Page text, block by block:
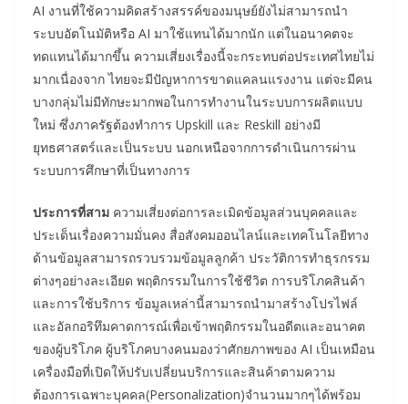
AI งานที่ใช้ความคิดสร้างสรรค์ของมนุษย์ยังไม่สามารถนำ
ระบบอัตโนมัติหรือ AI มาใช้แทนได้มากนัก แต่ในอนาคตจะ
ทดแทนได้มากขึ้น ความเสี่ยงเรื่องนี้จะกระทบต่อประเทศไทยไม่
มากเนื่องจาก ไทยจะมีปัญหาการขาดแคลนแรงงาน แต่จะมีคน
บางกลุ่มไม่มีทักษะมากพอในการทำงานในระบบการผลิตแบบ
ใหม่ ซึ่งภาครัฐต้องทำการ Upskill และ Reskill อย่างมี
ยุทธศาสตร์และเป็นระบบ นอกเหนือจากการดำเนินการผ่าน
ระบบการศึกษาที่เป็นทางการ
ประการที่สาม ความเสี่ยงต่อการละเมิดข้อมูลส่วนบุคคลและ
ประเด็นเรื่องความมั่นคง สื่อสังคมออนไลน์และเทคโนโลยีทาง
ด้านข้อมูลสามารถรวบรวมข้อมูลลูกค้า ประวัติการทำธุรกรรม
ต่างๆอย่างละเอียด พฤติกรรมในการใช้ชีวิต การบริโภคสินค้า
และการใช้บริการ ข้อมูลเหล่านี้สามารถนำมาสร้างโปรไฟล์
และอัลกอริทึมคาดการณ์เพื่อเข้าพฤติกรรมในอดีตและอนาคต
ของผู้บริโภค ผู้บริโภคบางคนมองว่าศักยภาพของ AI เป็นเหมือน
เครื่องมือที่เปิดให้ปรับเปลี่ยนบริการและสินค้าตามความ
ต้องการเฉพาะบุคคล(Personalization)จำนวนมากๆได้พร้อม